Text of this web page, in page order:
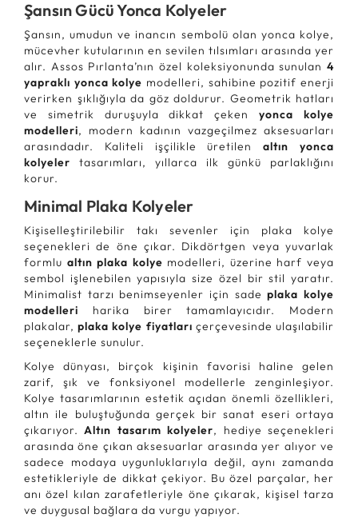
Şansın Gücü Yonca Kolyeler
Şansın, umudun ve inancın sembolü olan yonca kolye,
mücevher kutularının en sevilen tılsımları arasında yer
alır. Assos Pırlanta’nın özel koleksiyonunda sunulan 4
yapraklı yonca kolye modelleri, sahibine pozitif enerji
verirken şıklığıyla da göz doldurur. Geometrik hatları
ve simetrik duruşuyla dikkat çekenyonca kolye
modelleri, modern kadının vazgeçilmez aksesuarları
arasındadır. Kaliteli işçilikle üretilenaltın yonca
kolyeler tasarımları, yıllarca ilk günkü parlaklığını
korur.
Minimal Plaka Kolyeler
Kişiselleştirilebilir takı sevenler için plaka kolye
seçenekleri de öne çıkar. Dikdörtgen veya yuvarlak
formlu altın plaka kolye modelleri, üzerine harf veya
sembol işlenebilen yapısıyla size özel bir stil yaratır.
Minimalist tarzı benimseyenler için sadeplaka kolye
modelleri harika birer tamamlayıcıdır. Modern
plakalar,plaka kolye fiyatları çerçevesinde ulaşılabilir
seçeneklerle sunulur.
Kolye dünyası, birçok kişinin favorisi haline gelen
zarif, şık ve fonksiyonel modellerle zenginleşiyor.
Kolye tasarımlarının estetik açıdan önemli özellikleri,
altın ile buluştuğunda gerçek bir sanat eseri ortaya
çıkarıyor.Altın tasarım kolyeler, hediye seçenekleri
arasında öne çıkan aksesuarlar arasında yer alıyor ve
sadece modaya uygunluklarıyla değil, aynı zamanda
estetikleriyle de dikkat çekiyor. Bu özel parçalar, her
anı özel kılan zarafetleriyle öne çıkarak, kişisel tarza
ve duygusal bağlara da vurgu yapıyor.